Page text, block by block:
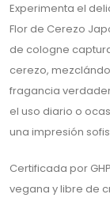
Experimenta el
Flor de Cerezo
de cologne
cerezo,
fragancia
el uso diario o
una impresión
Certificada por
vegana y libre de